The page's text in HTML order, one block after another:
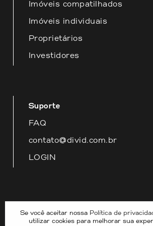
Imóveis compatilhados
Imóveis individuais
Proprietários
Investidores
Suporte
FAQ
contato@divid.com.br
LOGIN
Nossas redes
Se você aceitar nossa Política de
utilizar cookies para melhorar sua